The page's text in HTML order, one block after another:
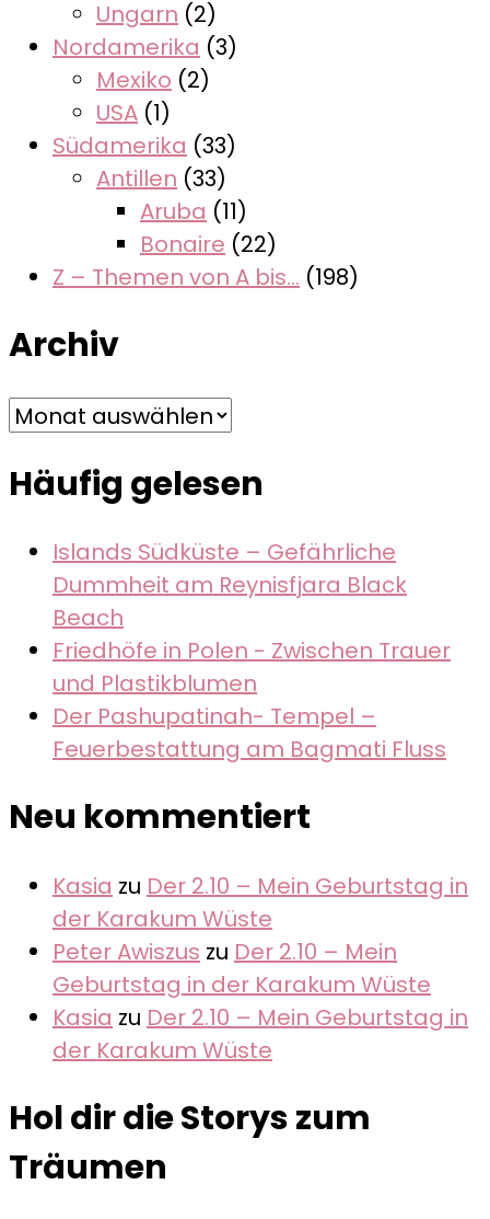
Ungarn (2)
Nordamerika (3)
Mexiko (2)
USA (1)
Südamerika (33)
Antillen (33)
Aruba (11)
Bonaire (22)
Z – Themen von A bis… (198)
Archiv
Archiv
Häufig gelesen
Islands Südküste – Gefährliche
Dummheit am Reynisfjara Black
Beach
Friedhöfe in Polen - Zwischen Trauer
und Plastikblumen
Der Pashupatinah- Tempel –
Feuerbestattung am Bagmati Fluss
Neu kommentiert
Kasia zu Der 2.10 – Mein Geburtstag in
der Karakum Wüste
Peter Awiszus zu Der 2.10 – Mein
Geburtstag in der Karakum Wüste
Kasia zu Der 2.10 – Mein Geburtstag in
der Karakum Wüste
Hol dir die Storys zum
Träumen